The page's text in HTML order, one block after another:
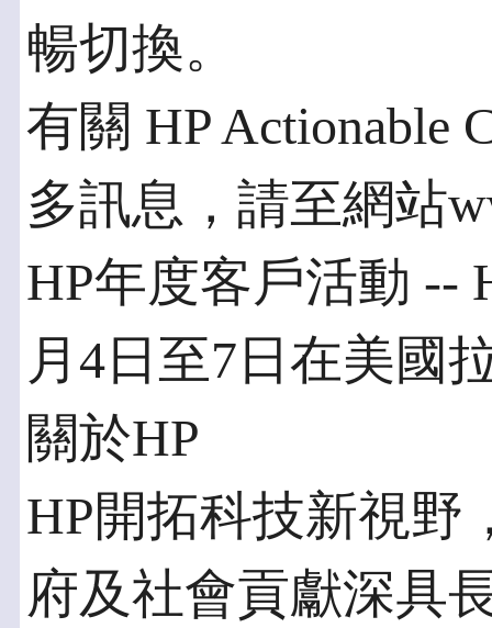
暢切換。
有關 HP Actionable
多訊息，請至網站
HP年度客戶活動 --
月4日至7日在美國
關於HP
HP開拓科技新視野
府及社會貢獻深具